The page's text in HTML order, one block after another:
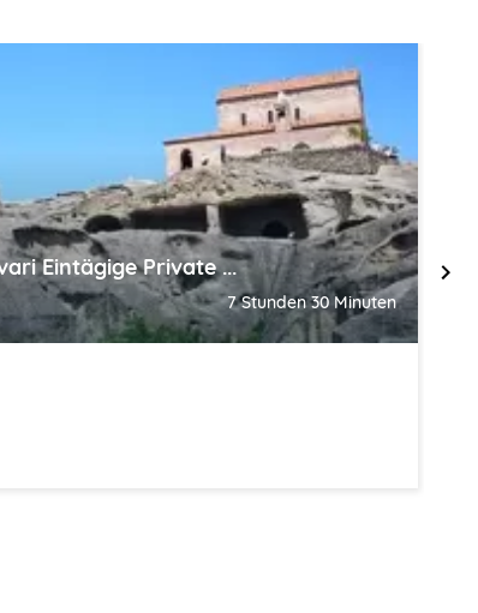
Eintägige Private ...
7 Stunden 30 Minuten